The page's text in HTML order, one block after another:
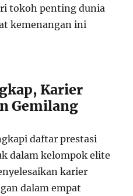
tokoh penting dunia
kemenangan ini
Karier
Gemilang
daftar prestasi
dalam kelompok elite
karier
dalam empat